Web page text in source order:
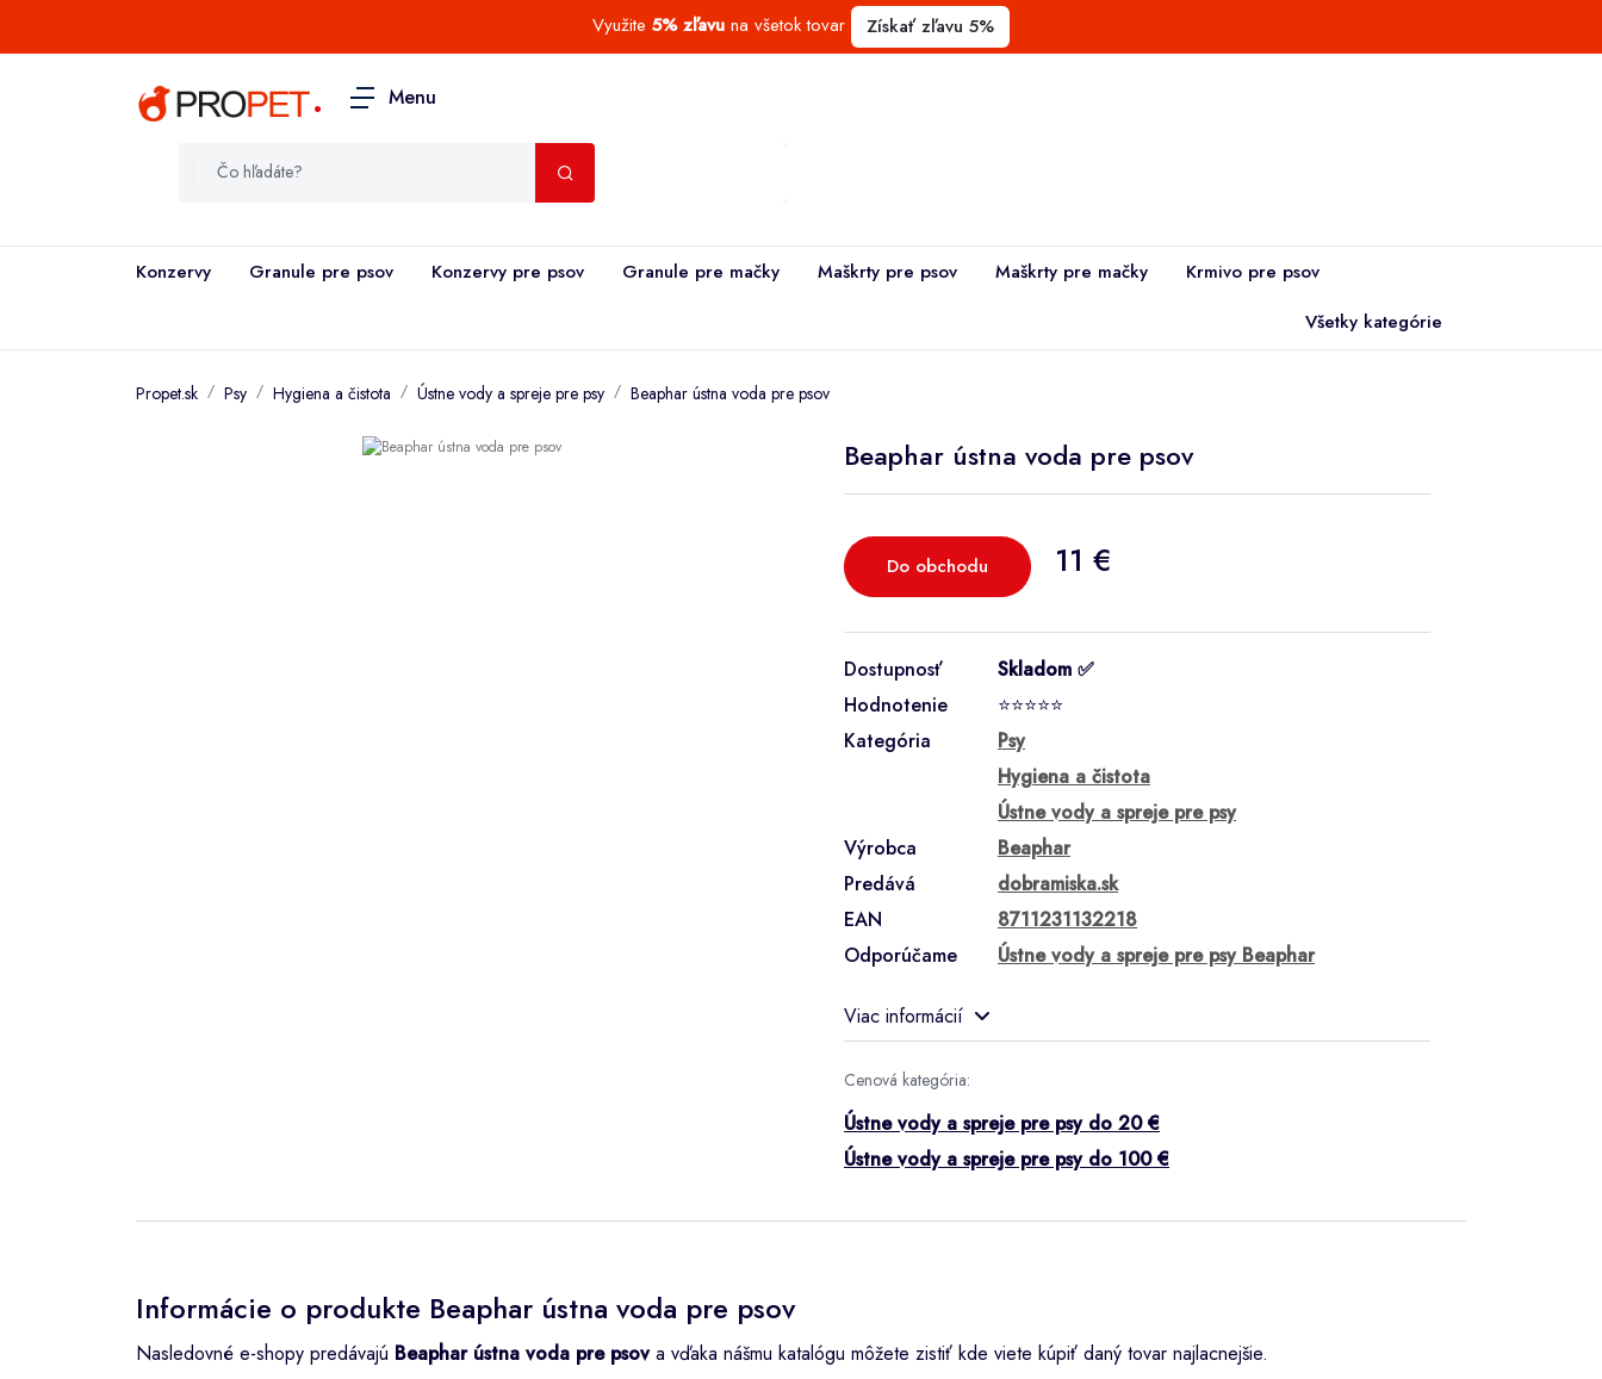
Využite 5% zľavu na všetok tovar Získať zľavu 5%
. Menu
Konzervy Granule pre psov Konzervy pre psov Granule pre mačky Maškrty pre psov Maškrty pre mačky
Krmivo pre psov
Všetky kategórie
Propet.sk Psy Hygiena a čistota Ústne vody a spreje pre psy Beaphar ústna voda pre psov
Beaphar ústna voda pre psov
Do obchodu 11 €
Dostupnosť
Skladom ✅
Hodnotenie
⭐⭐⭐⭐⭐
Kategória
Psy
Hygiena a čistota
Ústne vody a spreje pre psy
Výrobca
Beaphar
Predává
dobramiska.sk
EAN
8711231132218
Odporúčame
Ústne vody a spreje pre psy Beaphar
Viac informácií
Cenová kategória:
Ústne vody a spreje pre psy do 20 €
Ústne vody a spreje pre psy do 100 €
Informácie o produkte Beaphar ústna voda pre psov
Nasledovné e-shopy predávajú Beaphar ústna voda pre psova vďaka nášmu katalógu môžete zistiť kde viete kúpiť daný tovar najlacnejšie.